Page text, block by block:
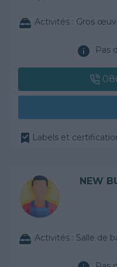
Activités : Gros œuvre,
Pas
Labels et
NEW
Activités : Salle de